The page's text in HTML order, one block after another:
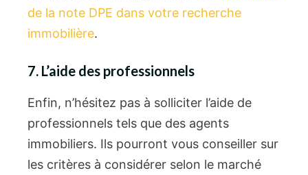
de la note DPE dans votre recherche
immobilière.
7. L’aide des professionnels
Enfin, n’hésitez pas à solliciter l’aide de
professionnels tels que des agents
immobiliers. Ils pourront vous conseiller sur
les critères à considérer selon le marché